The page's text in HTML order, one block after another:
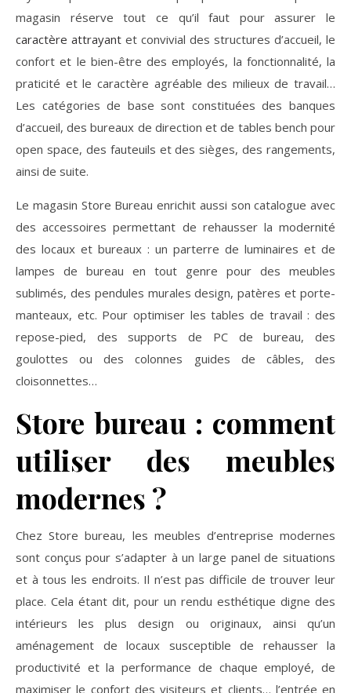
magasin réserve tout ce qu’il faut pour assurer le
caractère attrayant et convivial des structures d’accueil, le
confort et le bien-être des employés, la fonctionnalité, la
praticité et le caractère agréable des milieux de travail…
Les catégories de base sont constituées des banques
d’accueil, des bureaux de direction et de tables bench pour
open space, des fauteuils et des sièges, des rangements,
ainsi de suite.
Le magasin Store Bureau enrichit aussi son catalogue avec
des accessoires permettant de rehausser la modernité
des locaux et bureaux : un parterre de luminaires et de
lampes de bureau en tout genre pour des meubles
sublimés, des pendules murales design, patères et porte-
manteaux, etc. Pour optimiser les tables de travail : des
repose-pied, des supports de PC de bureau, des
goulottes ou des colonnes guides de câbles, des
cloisonnettes…
Store bureau : comment
utiliser des meubles
modernes ?
Chez Store bureau, les meubles d’entreprise modernes
sont conçus pour s’adapter à un large panel de situations
et à tous les endroits. Il n’est pas difficile de trouver leur
place. Cela étant dit, pour un rendu esthétique digne des
intérieurs les plus design ou originaux, ainsi qu’un
aménagement de locaux susceptible de rehausser la
productivité et la performance de chaque employé, de
maximiser le confort des visiteurs et clients… l’entrée en